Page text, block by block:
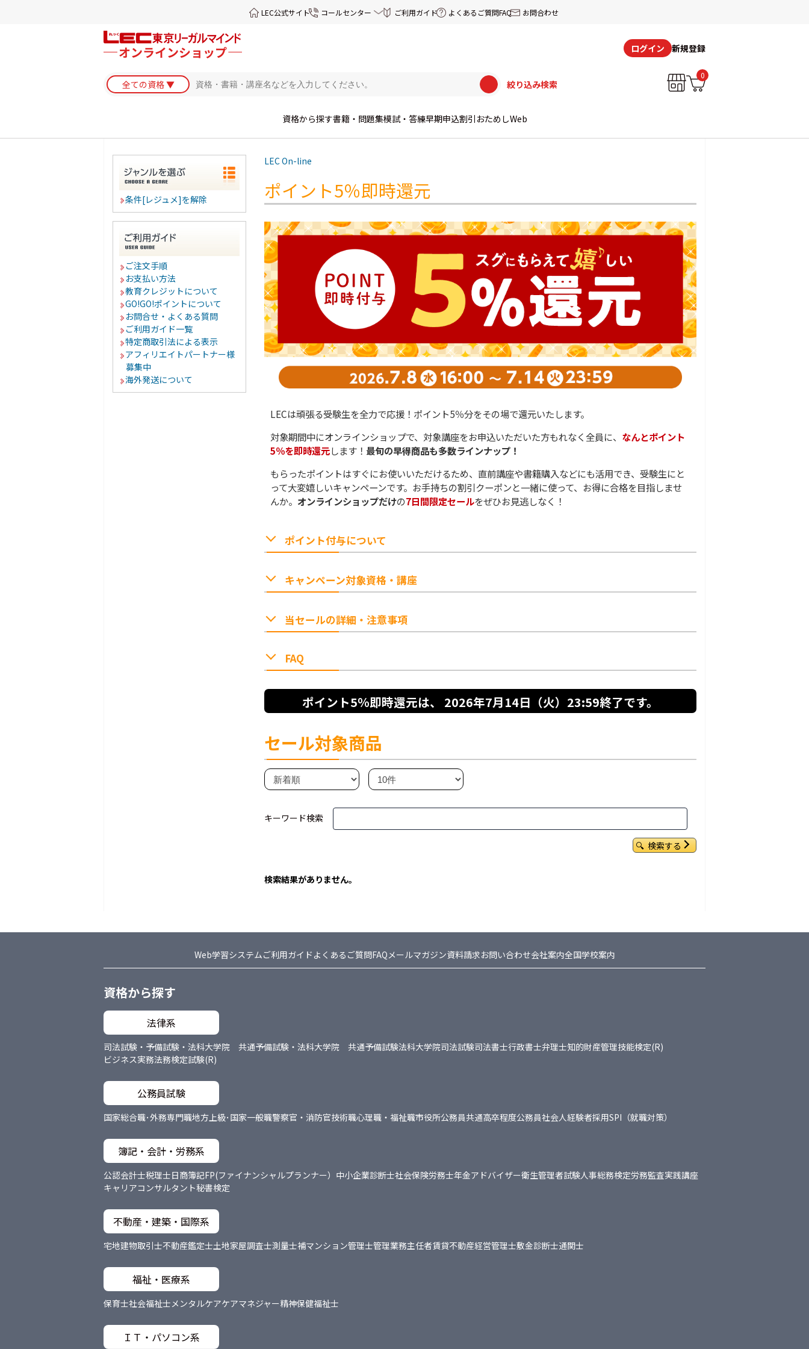
LEC公式サイト コールセンター ご利用ガイド よくあるご質問FAQ お問合わせ
ログイン 新規登録
絞り込み検索
0
資格から探す書籍・問題集模試・答練早期申込割引 おためしWeb
条件[レジュメ]を解除
ご注文手順
お支払い方法
教育クレジットについて
GO!GO!ポイントについて
お問合せ・よくある質問
ご利用ガイド一覧
特定商取引法による表示
アフィリエイトパートナー様
募集中
海外発送について
LEC On-line
ポイント5％即時還元
LECは頑張る受験生を全力で応援！ポイント5％分をその場で還元いたします。
対象期間中にオンラインショップで、対象講座をお申込いただいた方もれなく全員に、 なんとポイント
5％を即時還元します！ 最旬の早得商品も多数ラインナップ！
もらったポイントはすぐにお使いいただけるため、直前講座や書籍購入などにも活用でき、受験生にと
って大変嬉しいキャンペーンです。お手持ちの割引クーポンと一緒に使って、お得に合格を目指しませ
んか。 オンラインショップだけの7日間限定セールをぜひお見逃しなく！
ポイント付与について
キャンペーン対象資格・講座
当セールの詳細・注意事項
FAQ
ポイント5％即時還元は、 2026年7月14日（火）23:59終了です。
セール対象商品
キーワード検索
検索する
検索結果がありません。
Web学習システムご利用ガイド よくあるご質問FAQメールマガジン資料請求お問い合わせ会社案内全国学校案内
資格から探す
法律系
司法試験・予備試験・法科大学院 共通予備試験・法科大学院 共通予備試験法科大学院司法試験司法書士行政書士弁理士知的財産管理技能検定(R)
ビジネス実務法務検定試験(R)
公務員試験
国家総合職･外務専門職地方上級･国家一般職警察官・消防官技術職心理職・福祉職市役所公務員共通高卒程度公務員社会人経験者採用SPI（就職対策）
簿記・会計・労務系
公認会計士税理士日商簿記FP(ファイナンシャルプランナー） 中小企業診断士社会保険労務士年金アドバイザー衛生管理者試験人事総務検定労務監査実践講座
キャリアコンサルタント秘書検定
不動産・建築・国際系
宅地建物取引士不動産鑑定士土地家屋調査士測量士補マンション管理士管理業務主任者賃貸不動産経営管理士敷金診断士通関士
福祉・医療系
保育士社会福祉士メンタルケアケアマネジャー精神保健福祉士
ＩＴ・パソコン系